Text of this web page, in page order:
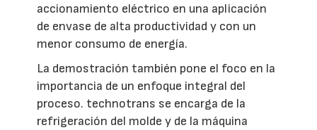
accionamiento eléctrico en una aplicación
de envase de alta productividad y con un
menor consumo de energía.
La demostración también pone el foco en la
importancia de un enfoque integral del
proceso. technotrans se encarga de la
refrigeración del molde y de la máquina